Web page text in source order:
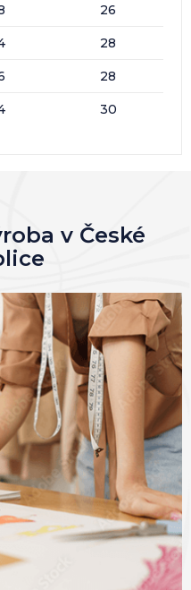
26
28
28
30
v České